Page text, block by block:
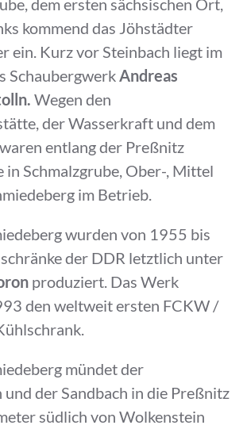
kommend das Jöhstädter
ein. Kurz vor Steinbach liegt im
Schaubergwerk Andreas
Wegen den
der Wasserkraft und dem
entlang der Preßnitz
in Schmalzgrube, Ober-, Mittel
im Betrieb.
wurden von 1955 bis
der DDR letztlich unter
produziert. Das Werk
den weltweit ersten FCKW /
mündet der
und der Sandbach in die Preßnitz
südlich von Wolkenstein